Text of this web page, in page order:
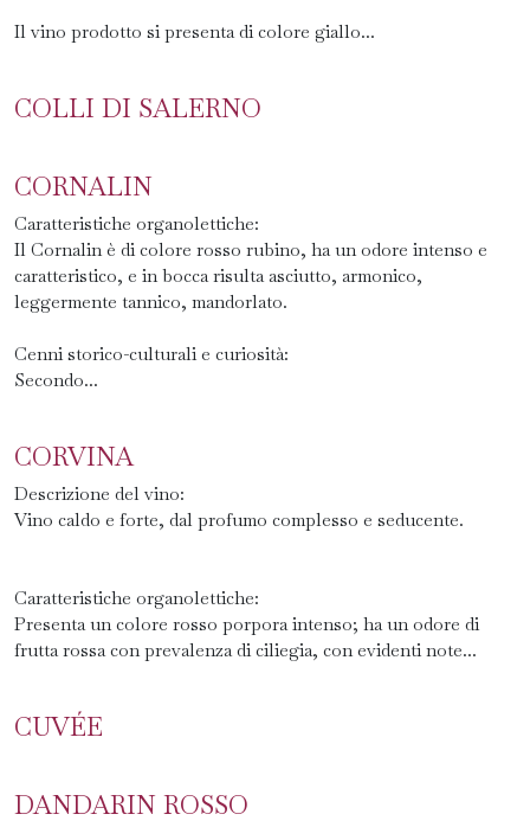
Il vino prodotto si presenta di colore giallo...
COLLI DI SALERNO
CORNALIN
Caratteristiche organolettiche:
Il Cornalin è di colore rosso rubino, ha un odore intenso e
caratteristico, e in bocca risulta asciutto, armonico,
leggermente tannico, mandorlato.
Cenni storico-culturali e curiosità:
Secondo...
CORVINA
Descrizione del vino:
Vino caldo e forte, dal profumo complesso e seducente.
Caratteristiche organolettiche:
Presenta un colore rosso porpora intenso; ha un odore di
frutta rossa con prevalenza di ciliegia, con evidenti note...
CUVÉE
DANDARIN ROSSO